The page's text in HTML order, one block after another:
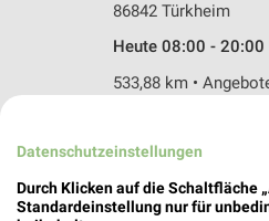
86842 Türkheim
Heute 08:00 - 20:00
533,88 km •
Müller
86830
Datenschutzeinstellungen
Durch Klicken auf die Schaltfläche
Standardeinstellung nur für